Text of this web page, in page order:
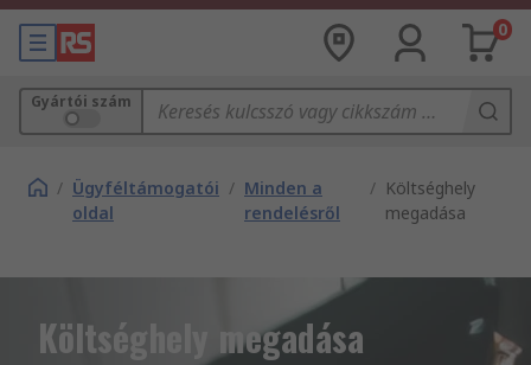
0
Gyártói szám
/ Ügyféltámogatói
oldal
/ Minden a
rendelésről
/ Költséghely
megadása
Költséghely megadása